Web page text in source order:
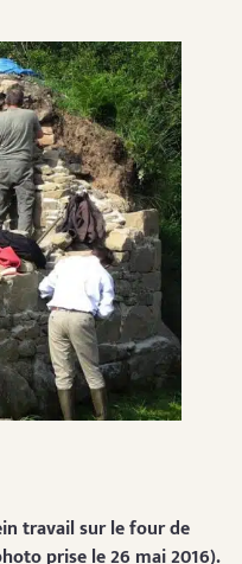
travail sur le four de
prise le 26 mai 2016).